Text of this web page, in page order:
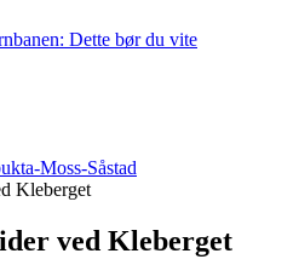
Dette bør du vite
Moss-Såstad
Kleberget
ved Kleberget